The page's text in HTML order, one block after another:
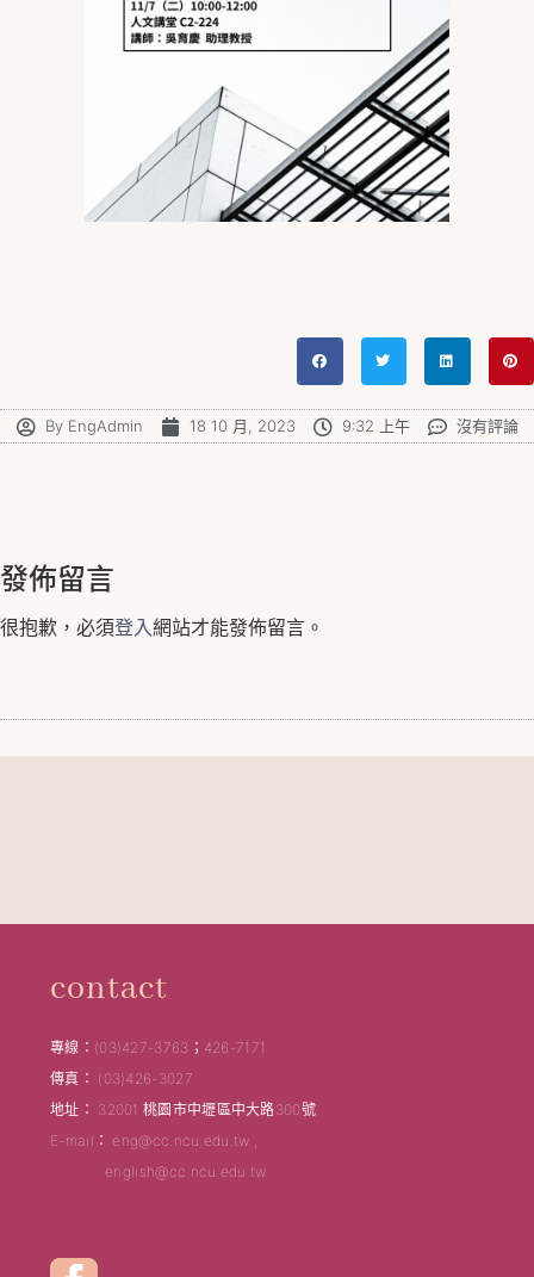
ByEngAdmin 18 10 月, 2023 9:32 上午 沒有評論
發佈留言
很抱歉，必須登入網站才能發佈留言。
contact
專線：(03)427-3763；426-7171
傳真： (03)426-3027
地址： 32001 桃園市中壢區中大路300號
E-mail： eng@cc.ncu.edu.tw ,
english@cc.ncu.edu.tw